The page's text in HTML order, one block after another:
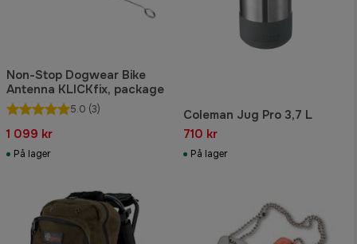
Non-Stop Dogwear Bike
Antenna KLICKfix, package
5.0 (3)
1 099 kr
På lager
Coleman Jug Pro 3,7 L
710 kr
På lager